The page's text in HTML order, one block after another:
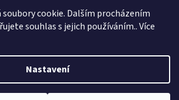
cookie. Dalším procházením
souhlas s jejich používáním.. Více
Nastavení
Vytvořil Shoptet
Masaříkovi. Všechna práva vyhrazena.